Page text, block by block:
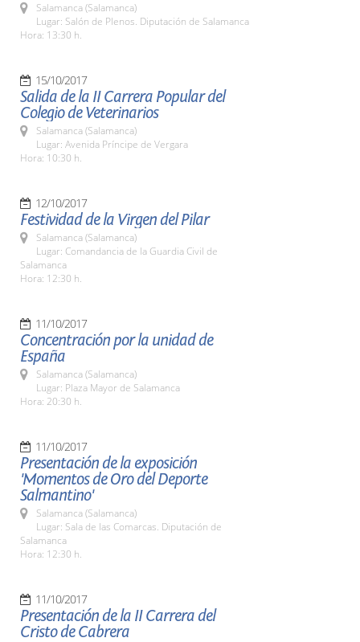
Salamanca (Salamanca)
Lugar: Salón de Plenos. Diputación de Salamanca
Hora: 13:30 h.
15/10/2017
Salida de la II Carrera Popular del
Colegio de Veterinarios
Salamanca (Salamanca)
Lugar: Avenida Príncipe de Vergara
Hora: 10:30 h.
12/10/2017
Festividad de la Virgen del Pilar
Salamanca (Salamanca)
Lugar: Comandancia de la Guardia Civil de
Salamanca
Hora: 12:30 h.
11/10/2017
Concentración por la unidad de
España
Salamanca (Salamanca)
Lugar: Plaza Mayor de Salamanca
Hora: 20:30 h.
11/10/2017
Presentación de la exposición
'Momentos de Oro del Deporte
Salmantino'
Salamanca (Salamanca)
Lugar: Sala de las Comarcas. Diputación de
Salamanca
Hora: 12:30 h.
11/10/2017
Presentación de la II Carrera del
Cristo de Cabrera